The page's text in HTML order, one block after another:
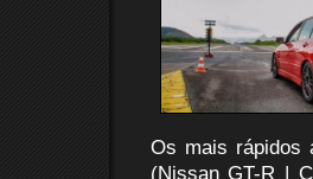
Os mais rápidos
(Nissan GT-R |